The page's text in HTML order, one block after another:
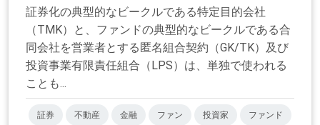
証券化の典型的なビークルである特定目的会社
（TMK）と、ファンドの典型的なビークルである合
同会社を営業者とする匿名組合契約（GK/TK）及び
投資事業有限責任組合（LPS）は、単独で使われる
ことも...
証券 不動産 金融 ファン 投資家 ファンド